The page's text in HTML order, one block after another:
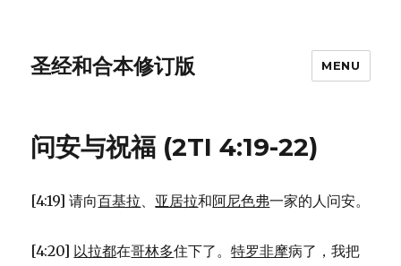
圣经和合本修订版 MENU
问安与祝福 (2TI 4:19-22)
[4:19] 请向百基拉、 亚居拉和阿尼色弗一家的人问安。
[4:20] 以拉都在哥林多住下了。特罗非摩病了，我把